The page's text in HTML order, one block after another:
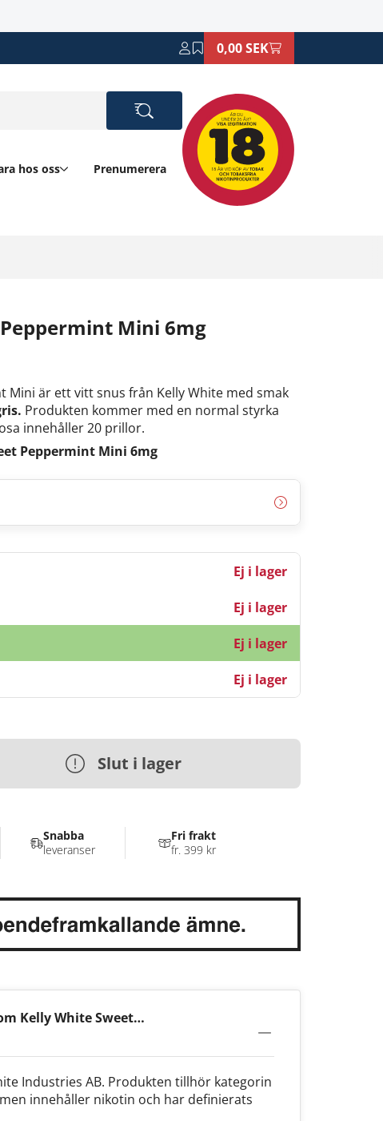
0,00 SEK
hos oss
Prenumerera
Mini 6mg
Mini är ett vitt snus från Kelly White med smak
Produkten kommer med en normal styrka
innehåller 20 prillor.
Peppermint Mini 6mg
Ej i lager
Ej i lager
Ej i lager
Ej i lager
Slut i lager
Kelly White Sweet
Industries AB. Produkten tillhör kategorin
innehåller nikotin och har definierats
Snabba
leveranser
Fri frakt
fr. 399 kr